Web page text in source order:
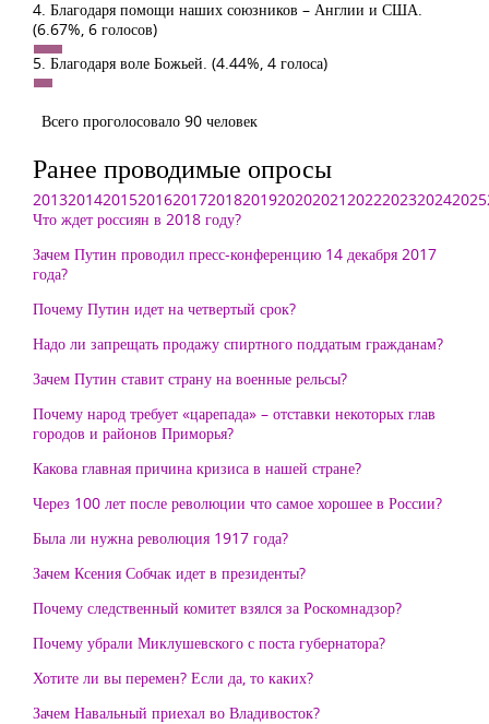
4. Благодаря помощи наших союзников – Англии и США.
(6.67%, 6 голосов)
5. Благодаря воле Божьей. (4.44%, 4 голоса)
Всего проголосовало 90 человек
Ранее проводимые опросы
2013201420152016201720182019202020212022202320242025
Что ждет россиян в 2018 году?
Зачем Путин проводил пресс-конференцию 14 декабря 2017
года?
Почему Путин идет на четвертый срок?
Надо ли запрещать продажу спиртного поддатым гражданам?
Зачем Путин ставит страну на военные рельсы?
Почему народ требует «царепада» – отставки некоторых глав
городов и районов Приморья?
Какова главная причина кризиса в нашей стране?
Через 100 лет после революции что самое хорошее в России?
Была ли нужна революция 1917 года?
Зачем Ксения Собчак идет в президенты?
Почему следственный комитет взялся за Роскомнадзор?
Почему убрали Миклушевского с поста губернатора?
Хотите ли вы перемен? Если да, то каких?
Зачем Навальный приехал во Владивосток?